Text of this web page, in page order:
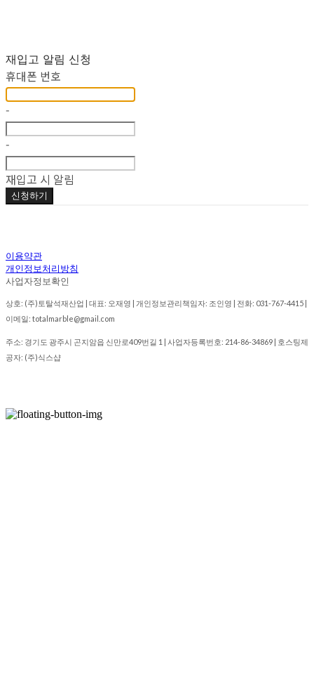
재입고 알림 신청
휴대폰 번호
-
-
재입고 시 알림
신청하기
이용약관
개인정보처리방침
사업자정보확인
상호: (주)토탈석재산업 | 대표: 오재영 | 개인정보관리책임자: 조인영 | 전화: 031-767-4415 |
이메일: totalmarble@gmail.com
주소: 경기도 광주시 곤지암읍 신만로409번길 1 | 사업자등록번호: 214-86-34869 | 호스팅제
공자: (주)식스샵